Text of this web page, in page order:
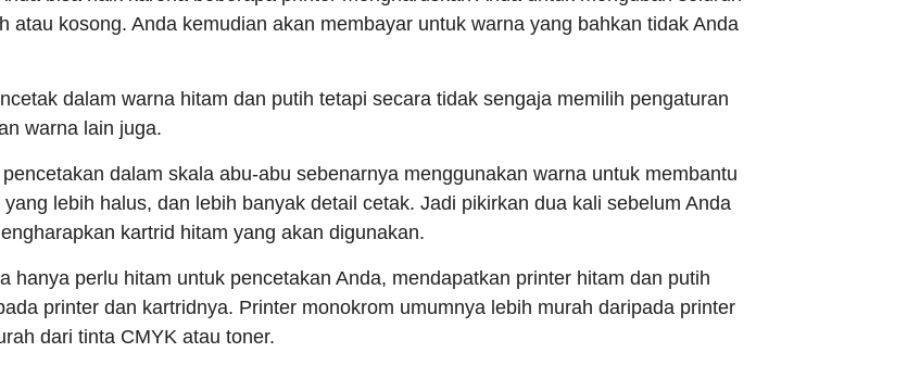
atau kosong. Anda kemudian akan membayar untuk warna yang bahkan tidak Anda
dalam warna hitam dan putih tetapi secara tidak sengaja memilih pengaturan
warna lain juga.
dalam skala abu-abu sebenarnya menggunakan warna untuk membantu
lebih halus, dan lebih banyak detail cetak. Jadi pikirkan dua kali sebelum Anda
kartrid hitam yang akan digunakan.
hanya perlu hitam untuk pencetakan Anda, mendapatkan printer hitam dan putih
printer dan kartridnya. Printer monokrom umumnya lebih murah daripada printer
dari tinta CMYK atau toner.